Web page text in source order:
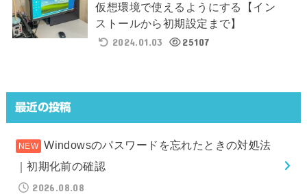
仮想環境で使えるようにする【イン
ストールから初期設定まで】
2024.01.03
25107
最近の投稿
Windowsのパスワードを忘れたときの対処法
｜初期化前の確認
2026.08.08